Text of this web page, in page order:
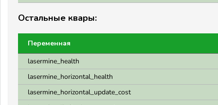
Остальные квары:
Переменная
lasermine_health
lasermine_horizontal_health
lasermine_horizontal_update_cost